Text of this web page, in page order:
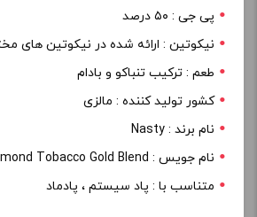
پی جی : ۵۰ درصد
نیکوتین : ارائه شده در نیکوتین های
طعم : ترکیب تنباکو و بادام
کشور تولید کننده : مالزی
نام برند : Nasty
نام جویس : Almond Tobacco Gold Blend
متناسب با : پاد سیستم ، پادماد